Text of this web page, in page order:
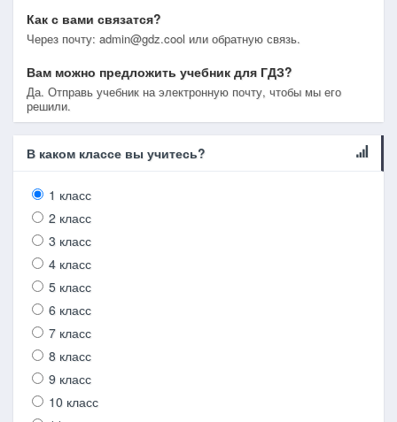
Как с вами связатся?
Через почту: admin@gdz.cool или обратную связь.
Вам можно предложить учебник для ГДЗ?
Да. Отправь учебник на электронную почту, чтобы мы его
решили.
В каком классе вы учитесь?
1 класс
2 класс
3 класс
4 класс
5 класс
6 класс
7 класс
8 класс
9 класс
10 класс